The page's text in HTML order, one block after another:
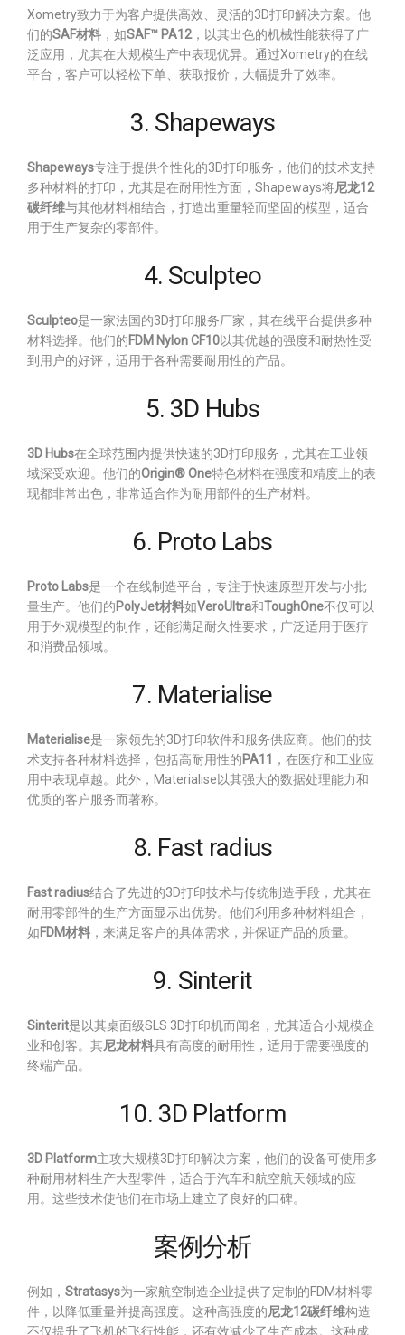
Xometry致力于为客户提供高效、灵活的3D打印解决方案。他
们的SAF材料 ，如SAF™ PA12，以其出色的机械性能获得了广
泛应用，尤其在大规模生产中表现优异。通过Xometry的在线
平台，客户可以轻松下单、获取报价，大幅提升了效率。
3. Shapeways
Shapeways专注于提供个性化的3D打印服务，他们的技术支持
多种材料的打印，尤其是在耐用性方面，Shapeways将尼龙12
碳纤维与其他材料相结合，打造出重量轻而坚固的模型，适合
用于生产复杂的零部件。
4. Sculpteo
Sculpteo是一家法国的3D打印服务厂家，其在线平台提供多种
材料选择。他们的FDM Nylon CF10以其优越的强度和耐热性受
到用户的好评，适用于各种需要耐用性的产品。
5. 3D Hubs
3D Hubs在全球范围内提供快速的3D打印服务，尤其在工业领
域深受欢迎。他们的Origin® One特色材料在强度和精度上的表
现都非常出色，非常适合作为耐用部件的生产材料。
6. Proto Labs
Proto Labs是一个在线制造平台，专注于快速原型开发与小批
量生产。他们的PolyJet材料如VeroUltra和ToughOne不仅可以
用于外观模型的制作，还能满足耐久性要求，广泛适用于医疗
和消费品领域。
7. Materialise
Materialise是一家领先的3D打印软件和服务供应商。他们的技
术支持各种材料选择，包括高耐用性的PA11
，在医疗和工业应
用中表现卓越。此外，Materialise以其强大的数据处理能力和
优质的客户服务而著称。
8. Fast radius
Fast radius结合了先进的3D打印技术与传统制造手段，尤其在
耐用零部件的生产方面显示出优势。他们利用多种材料组合，
如FDM材料 ，来满足客户的具体需求，并保证产品的质量。
9. Sinterit
Sinterit是以其桌面级SLS 3D打印机而闻名，尤其适合小规模企
业和创客。其尼龙材料具有高度的耐用性，适用于需要强度的
终端产品。
10. 3D Platform
3D Platform主攻大规模3D打印解决方案，他们的设备可使用多
种耐用材料生产大型零件，适合于汽车和航空航天领域的应
用。这些技术使他们在市场上建立了良好的口碑。
案例分析
例如， Stratasys为一家航空制造企业提供了定制的FDM材料零
件，以降低重量并提高强度。这种高强度的尼龙12碳纤维构造
不仅提升了飞机的飞行性能，还有效减少了生产成本。这种成